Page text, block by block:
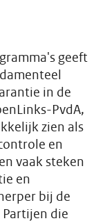
geeft
in de
PvdA,
zien als
en
vaak steken
en
bij de
Partijen die